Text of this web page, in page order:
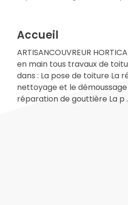
Accueil
ARTISANCOUVREUR
en main tous travaux de
dans : La pose de toiture La
nettoyage et le
réparation de gouttière La p